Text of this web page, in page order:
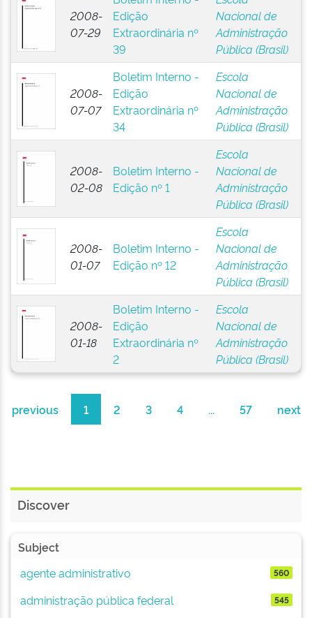
2008-
07-29
Edição
Extraordinária nº
39
Nacional de
Administração
Pública (Brasil)
2008-
07-07
Boletim Interno -
Edição
Extraordinária nº
34
Escola
Nacional de
Administração
Pública (Brasil)
2008-
02-08
Boletim Interno -
Edição nº 1
Escola
Nacional de
Administração
Pública (Brasil)
2008-
01-07
Boletim Interno -
Edição nº 12
Escola
Nacional de
Administração
Pública (Brasil)
2008-
01-18
Boletim Interno -
Edição
Extraordinária nº
2
Escola
Nacional de
Administração
Pública (Brasil)
previous 1 2 3 4 ... 57 next
Discover
Subject
agente administrativo
560
administração pública federal 545